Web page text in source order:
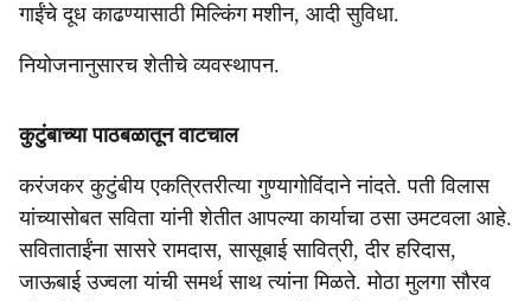
गाईंचे दूध काढण्यासाठी मिल्किंग मशीन, आदी सुविधा.
नियोजनानुसारच शेतीचे व्यवस्थापन.
कुटुंबाच्या पाठबळातून वाटचाल
करंजकर कुटुंबीय एकत्रितरीत्या गुण्यागोविंदाने नांदते. पती विलास
यांच्यासोबत सविता यांनी शेतीत आपल्या कार्याचा ठसा उमटवला आहे.
सविताताईंना सासरे रामदास, सासूबाई सावित्री, दीर हरिदास,
जाऊबाई उज्वला यांची समर्थ साथ त्यांना मिळते. मोठा मुलगा सौरव